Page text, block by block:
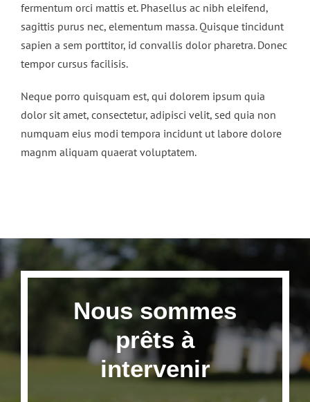
fermentum orci mattis et. Phasellus ac nibh eleifend,
sagittis purus nec, elementum massa. Quisque tincidunt
sapien a sem porttitor, id convallis dolor pharetra. Donec
tempor cursus facilisis.
Neque porro quisquam est, qui dolorem ipsum quia
dolor sit amet, consectetur, adipisci velit, sed quia non
numquam eius modi tempora incidunt ut labore dolore
magnm aliquam quaerat voluptatem.
Nous sommes
prêts à
intervenir